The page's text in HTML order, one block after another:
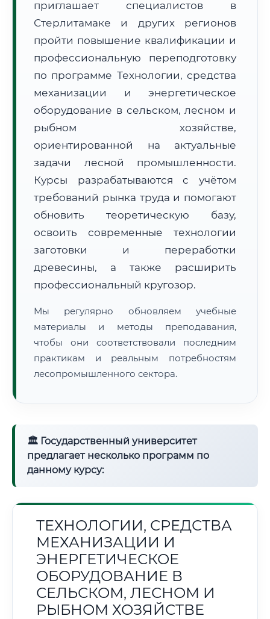
Расчет логистики оригиналов:
• Экспресс-доставка СДЭК / Почтой:2–3 рабочих дня
🔍Нажмите на документ для увеличения и просмотра
приглашает специалистов в
Стерлитамаке и других регионов
пройти повышение квалификации и
профессиональную переподготовку
по программе Технологии, средства
механизации и энергетическое
оборудование в сельском, лесном и
рыбном хозяйстве,
ориентированной на актуальные
задачи лесной промышленности.
Курсы разрабатываются с учётом
требований рынка труда и помогают
обновить теоретическую базу,
освоить современные технологии
заготовки и переработки
древесины, а также расширить
профессиональный кругозор.
Мы регулярно обновляем учебные
материалы и методы преподавания,
чтобы они соответствовали последним
практикам и реальным потребностям
лесопромышленного сектора.
🏛 Государственный университет
предлагает несколько программ по
данному курсу:
ТЕХНОЛОГИИ, СРЕДСТВА
МЕХАНИЗАЦИИ И
ЭНЕРГЕТИЧЕСКОЕ
ОБОРУДОВАНИЕ В
СЕЛЬСКОМ, ЛЕСНОМ И
РЫБНОМ ХОЗЯЙСТВЕ